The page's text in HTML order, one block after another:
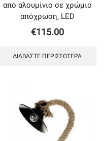
από αλουμίνιο σε χρώμιο
απόχρωση, LED
€115.00
ΔΙΑΒΆΣΤΕ ΠΕΡΙΣΣΌΤΕΡΑ